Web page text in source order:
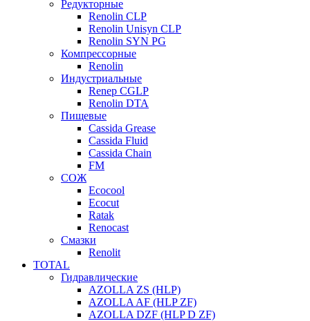
Редукторные
Renolin CLP
Renolin Unisyn CLP
Renolin SYN PG
Компрессорные
Renolin
Индустриальные
Renep CGLP
Renolin DTA
Пищевые
Cassida Grease
Cassida Fluid
Cassida Chain
FM
СОЖ
Ecocool
Ecocut
Ratak
Renocast
Смазки
Renolit
TOTAL
Гидравлические
AZOLLA ZS (HLP)
AZOLLA AF (HLP ZF)
AZOLLA DZF (HLP D ZF)